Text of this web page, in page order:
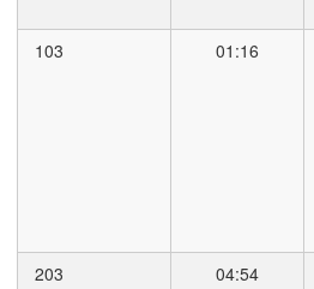
103 01:16
203 04:54